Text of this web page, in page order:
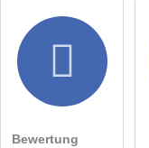
Hiermit
Die
Bewertung